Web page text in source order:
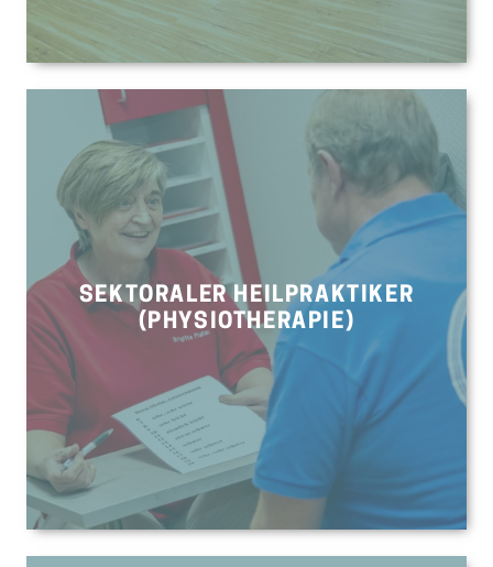
SEKTORALER HEILPRAKTIKER
(PHYSIOTHERAPIE)